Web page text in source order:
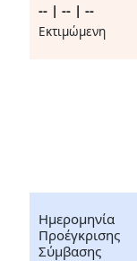
-- | -- | --
Eκτιμώμενη
Ημερομηνία
Προέγκρισης
Σύμβασης